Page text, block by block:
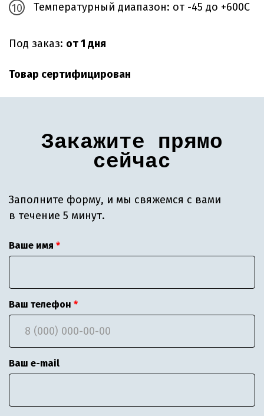
Температурный диапазон: от -45 до +600С
Под заказ: от 1 дня
Товар сертифицирован
Закажите прямо
сейчас
Заполните форму, и мы свяжемся с вами
в течение 5 минут.
Ваше имя
Ваш телефон
Ваш e-mail